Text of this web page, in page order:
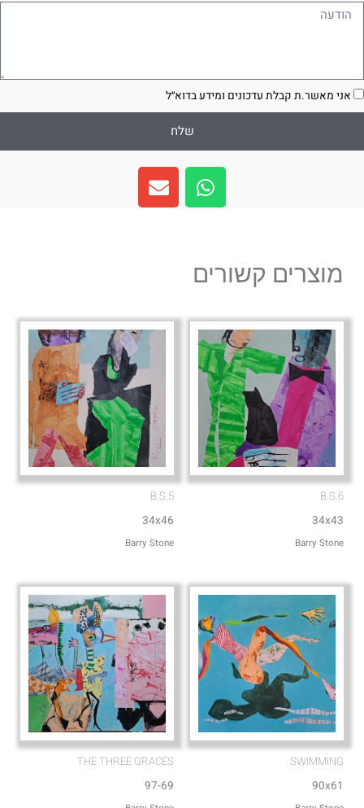
אני מאשר.ת קבלת עדכונים ומידע בדוא״ל
שלח
W
h
a
a
p
E
n
v
e
מוצרים קשורים
B.S.6
34x43
Barry Stone
B.S.5
34x46
Barry Stone
SWIMMING
90x61
THE THREE GRACES
97-69